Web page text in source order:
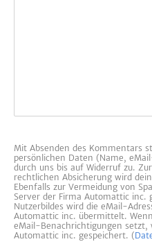
Mit Absenden des Kommentars
persönlichen Daten (Name,
durch uns bis auf Widerruf zu.
rechtlichen Absicherung wird
Ebenfalls zur Vermeidung von
Server der Firma Automattic inc.
Nutzerbildes wird die eMail-
Automattic inc. übermittelt.
eMail-Benachrichtigungen setzt,
Automattic inc. gespeichert. (